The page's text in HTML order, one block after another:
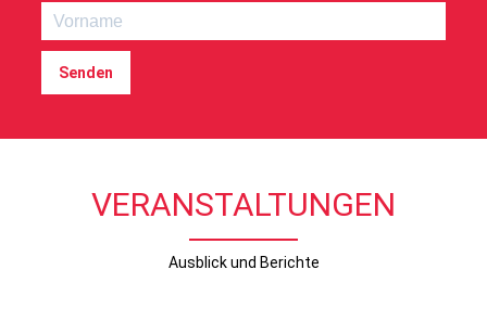
Senden
VERANSTALTUNGEN
Ausblick und Berichte